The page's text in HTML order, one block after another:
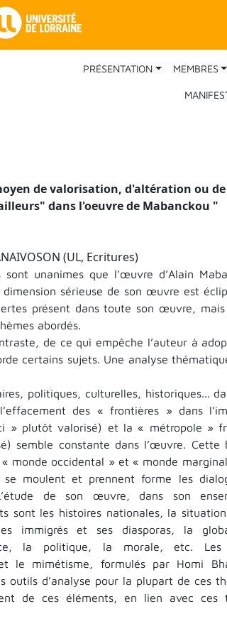
NavigationPRÉSENTATION MEMBRES
de valorisation, d'altération ou
dans l'oeuvre de Mabanckou "
(UL, Ecritures)
unanimes que l’œuvre d’Alain
sérieuse de son œuvre est
présent dans toute son œuvre,
abordés.
de ce qui empêche l’auteur à
certains sujets. Une analyse
politiques, culturelles, historiques...
des « frontières » dans
» plutôt valorisé) et la « métropole »
semble constante dans l’œuvre. Cette
« monde occidental » et « monde
moulent et prennent forme les
de son œuvre, dans son
sont les histoires nationales, la
immigrés et ses diasporas, la
la politique, la morale, etc.
le mimétisme, formulés par Homi
outils d’analyse pour la plupart de ces
de ces éléments, en lien avec ces